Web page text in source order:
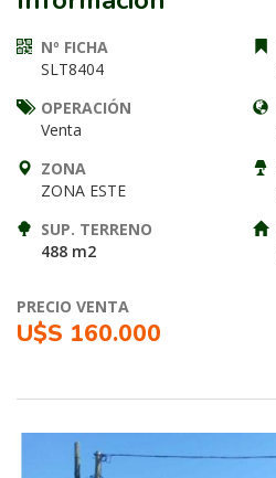
Nº FICHA
SLT8404
OPERACIÓN
Venta
ZONA
ZONA ESTE
SUP. TERRENO
488 m2
PRECIO VENTA
U$S 160.000